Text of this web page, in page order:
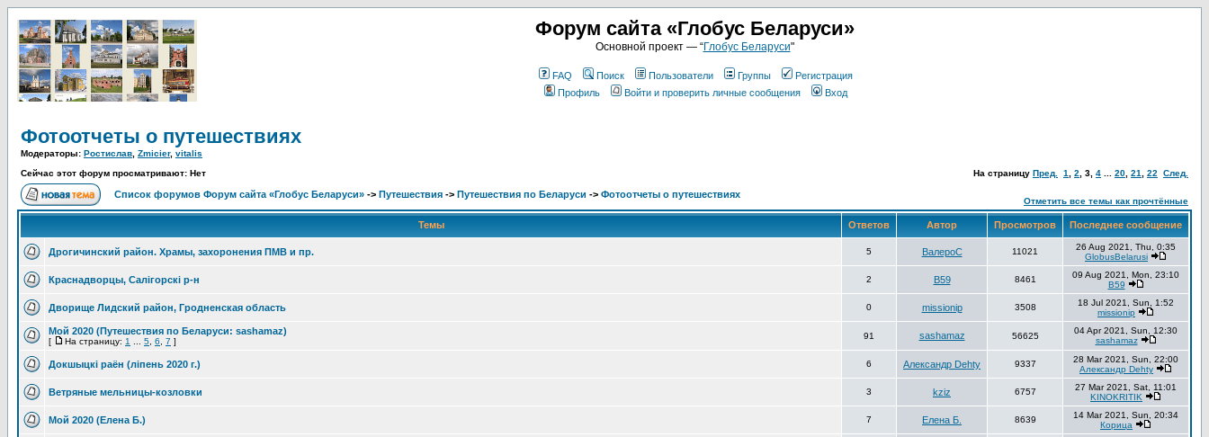
Форум сайта «Глобус Беларуси»
Основной проект — “Глобус Беларуси"
FAQ Поиск Пользователи Группы
Регистрация
Профиль
Войти и проверить личные сообщения Вход
Фотоотчеты о путешествиях
Модераторы: Ростислав Zmicier, vitalis
Сейчас этот форум просматривают: Нет
На страницу Пред. 1 2 3 4 20 21 22 След.
Список форумов Форум сайта «Глобус Беларуси» -> Путешествия -> Путешествия по Беларуси -> Фотоотчеты о путешествиях
Отметить все темы как прочтённые
Темы Ответов Автор Просмотров Последнее сообщение
Дрогичинский район. Храмы, захоронения ПМВ и пр. 5 ВалероС 11021
26 Aug 2021, Thu, 0:35
GlobusBelarusi
Краснадворцы, Салігорскі р-н 2 В59 8461
09 Aug 2021, Mon, 23:10
В59
Дворище Лидский район, Гродненская область 0 missionip 3508
18 Jul 2021, Sun, 1:52
missionip
Мой 2020 (Путешествия по Беларуси: sashamaz)
[ На страницу: 1 5 6 7 ]
91 sashamaz 56625
04 Apr 2021, Sun, 12:30
sashamaz
Докшыцкі раён (ліпень 2020 г.) 6 Александр Dehty 9337
28 Mar 2021, Sun, 22:00
Александр Dehty
Ветряные мельницы-козловки 3 kziz 6757
27 Mar 2021, Sat, 11:01
KINOKRITIK
Мой 2020 (Елена Б.) 7 Елена Б. 8639
14 Mar 2021, Sun, 20:34
Корица